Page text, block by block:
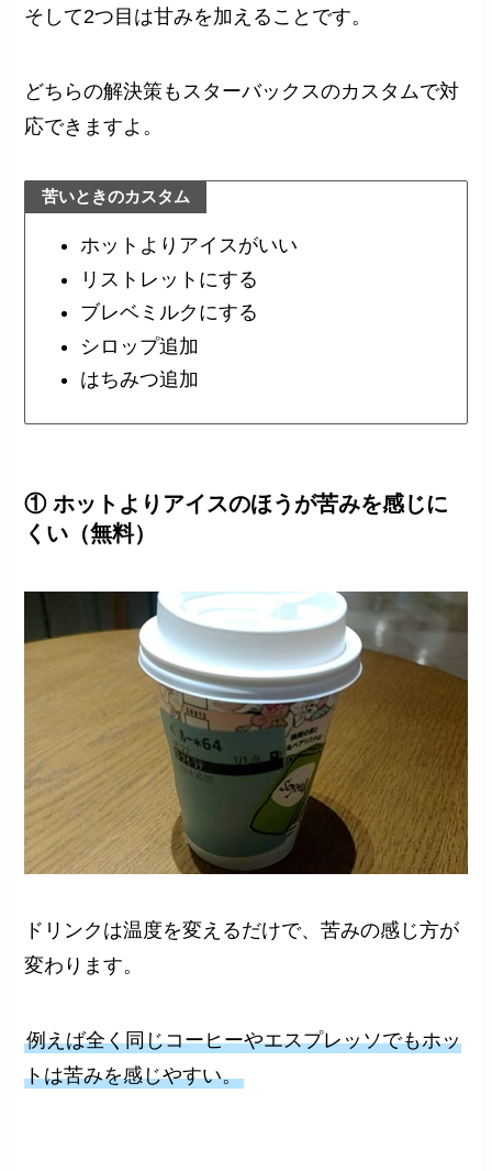
そして2つ目は甘みを加えることです。
どちらの解決策もスターバックスのカスタムで対
応できますよ。
苦いときのカスタム
ホットよりアイスがいい
リストレットにする
ブレベミルクにする
シロップ追加
はちみつ追加
① ホットよりアイスのほうが苦みを感じに
くい（無料）
ドリンクは温度を変えるだけで、苦みの感じ方が
変わります。
例えば全く同じコーヒーやエスプレッソでもホッ
トは苦みを感じやすい。